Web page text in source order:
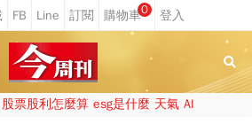
0
股票股利怎麼算 esg是什麼 天氣 AI